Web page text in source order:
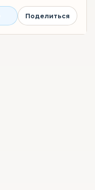
Поделиться